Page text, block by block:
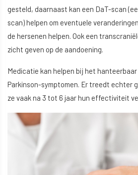
gesteld, daarnaast kan een DaT-scan
scan) helpen om eventuele
de hersenen helpen. Ook een
zicht geven op de aandoening.
Medicatie kan helpen bij het hanteerbaar
Parkinson-symptomen. Er treedt echter
ze vaak na 3 tot 6 jaar hun effectiviteit